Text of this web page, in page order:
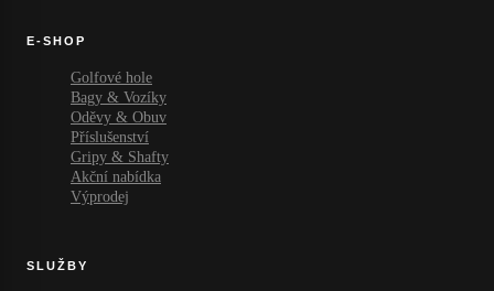
E-SHOP
Golfové hole
Bagy & Vozíky
Oděvy & Obuv
Příslušenství
Gripy & Shafty
Akční nabídka
Výprodej
SLUŽBY